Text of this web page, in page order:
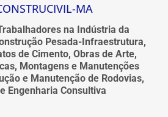
MA
na Indústria da
Pesada-Infraestrutura,
de Cimento, Obras de Arte,
Montagens e Manutenções
e Manutenção de Rodovias,
Engenharia Consultiva